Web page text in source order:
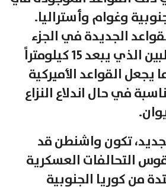
وغوام وأستراليا.
الجديدة في الجزء
الشمالي من الفلبين الذي يبعد 15 كيلومتراً
يجعل القواعد الأميركية
في حال اندلاع النزاع
تكون واشنطن قد
التحالفات العسكرية
من كوريا الجنوبية